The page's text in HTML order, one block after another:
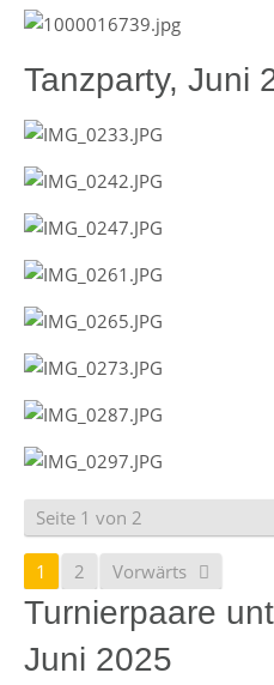
Tanzparty, Juni
Seite 1 von 2
1 2 Vorwärts
Turnierpaare
Juni 2025